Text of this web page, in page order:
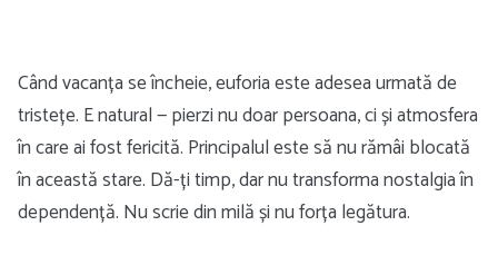
Când vacanța se încheie, euforia este adesea urmată de
tristețe. E natural — pierzi nu doar persoana, ci și atmosfera
în care ai fost fericită. Principalul este să nu rămâi blocată
în această stare. Dă-ți timp, dar nu transforma nostalgia în
dependență. Nu scrie din milă și nu forța legătura.